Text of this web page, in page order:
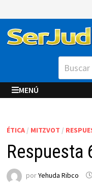
al
contenido
Buscar:
MENÚ
ÉTICA/ MITZVOT /
Respuesta
porYehuda Ribco